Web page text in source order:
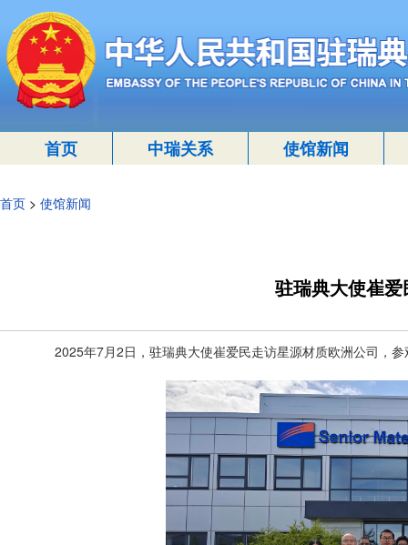
首页 中瑞关系 使馆新闻
首页 > 使馆新闻
驻瑞典大使崔
2025年7月2日，驻瑞典大使崔爱民走访星源材质欧洲公司，